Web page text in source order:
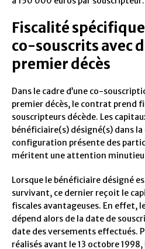
Fiscalité
co-souscrits avec
premier décès
Dans le cadre d’une co-
premier décès, le contrat prend
souscripteurs décède. Les
bénéficiaire(s) désigné(s) dans
configuration présente des
méritent une attention
Lorsque le bénéficiaire désigné
survivant, ce dernier reçoit le
fiscales avantageuses. En effet,
dépend alors de la date de
date des versements effectués.
réalisés avant le 13 octobre